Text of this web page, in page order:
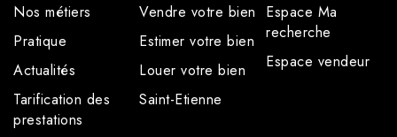
Nos métiers
Pratique
Actualités
Tarification des
prestations
Vendre votre bien
Estimer votre bien
Louer votre bien
Saint-Etienne
Espace Ma
recherche
Espace vendeur